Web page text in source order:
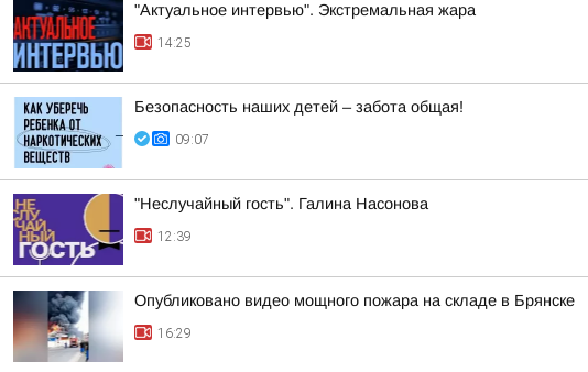
"Актуальное интервью". Экстремальная жара
14:25
Безопасность наших детей – забота общая!
09:07
"Неслучайный гость". Галина Насонова
12:39
Опубликовано видео мощного пожара на складе в Брянске
16:29